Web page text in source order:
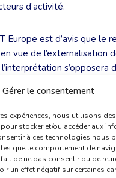
Gérer le consentement
expériences, nous utilisons
stocker et/ou accéder aux
à ces technologies nous
que le comportement de
de ne pas consentir ou de
un effet négatif sur certaines
d’activité.
Europe est d’avis que le
vue de l’externalisation
s’opposera
à la confidentialité, à
en matières judiciaires.